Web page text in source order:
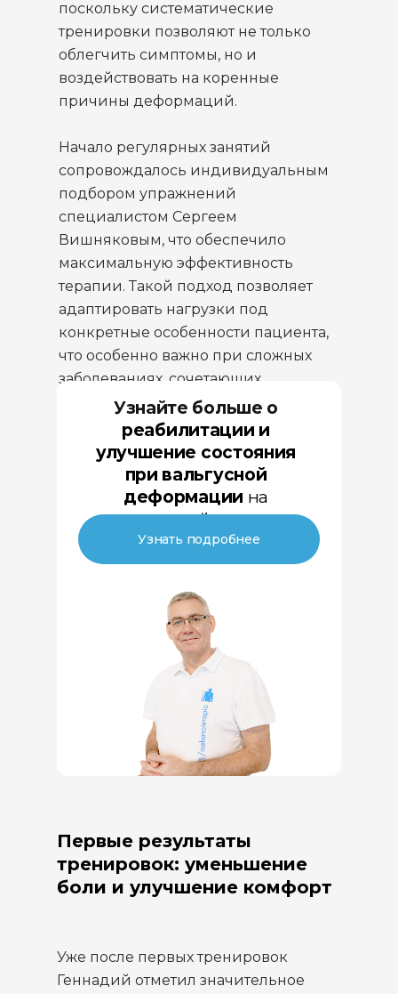
поскольку систематические
тренировки позволяют не только
облегчить симптомы, но и
воздействовать на коренные
причины деформаций.
Начало регулярных занятий
сопровождалось индивидуальным
подбором упражнений
специалистом Сергеем
Вишняковым, что обеспечило
максимальную эффективность
терапии. Такой подход позволяет
адаптировать нагрузки под
конкретные особенности пациента,
что особенно важно при сложных
заболеваниях, сочетающих
несколько патологий.
Уже после первых тренировок
Геннадий отметил значительное
Первые результаты
тренировок: уменьшение
боли и улучшение комфорт
Узнайте больше о
реабилитации и
улучшение состояния
при вальгусной
деформации на
специальной странице
Узнать подробнее